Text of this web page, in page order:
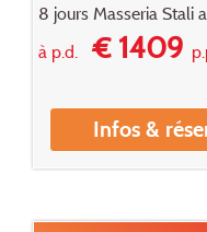
8 jours Masseria Stali
à p.d.€ 1409
Infos &